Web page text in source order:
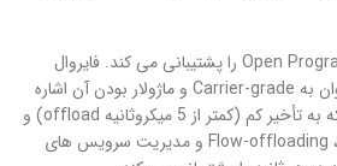
فایروال سری Firepower 9300 با سرویس های یکپارچه شده که به همراه دارد، هزینه ها را کاهش می دهد و شبکه های Open Programmable را پشتیبانی می کند. فایروال
9300 پلتفرمی قابل ارتقاء می باشد که حداکثر 1.2Tbps توان عملیاتی را فراهم می کند. از جمله قابلیت های ویژه این دستگاه می توان به Carrier-grade و ماژولار بودن آن اشاره
کرد. این محصول جهت استفاده در مراکز محاسبات با کارایی بالا، دانشگاه ها، محیط های تجاری با فرکانس زیاد و دیگر محیط هایی که به تأخیر کم (کمتر از 5 میکروثانیه offload) و
توان عملیاتی بسیار بالا نیاز دارند، مناسب و ایده آل است. فایروال 9300 ویژگی های دیگری نظیرFlow-offloading ،Programmatic Orchestration و مدیریت سرویس های